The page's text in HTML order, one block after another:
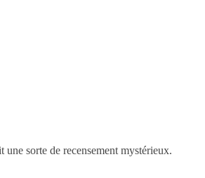
sorte de recensement mystérieux.